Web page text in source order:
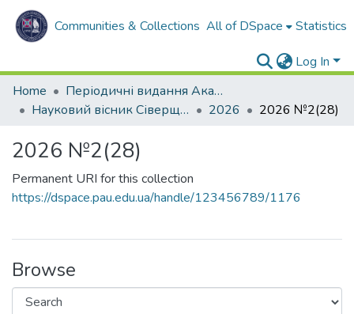
Communities & Collections All of DSpace Statistics
Log In
Home
Періодичні видання Академії
Науковий вісник Сіверщини. Серія: Право.
2026 2026 №2(28)
2026 №2(28)
Permanent URI for this collection
https://dspace.pau.edu.ua/handle/123456789/1176
Browse